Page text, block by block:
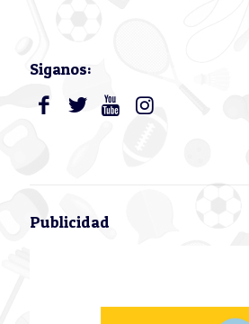
Siganos:
Publicidad